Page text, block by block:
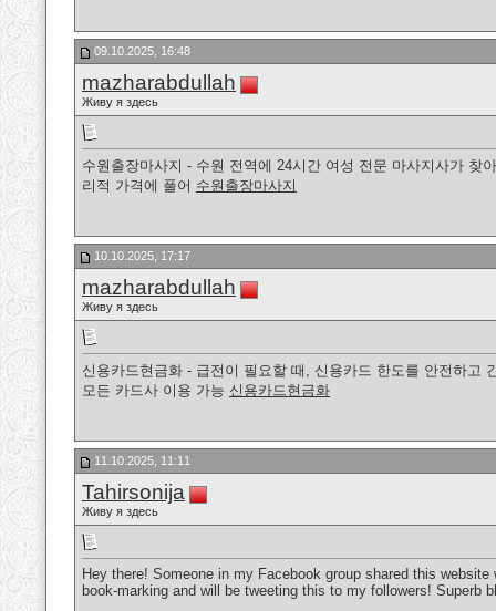
09.10.2025, 16:48
mazharabdullah
Живу я здесь
수원출장마사지 - 수원 전역에 24시간 여성 전문 마사지사가
리적 가격에 풀어 수원출장마사지
10.10.2025, 17:17
mazharabdullah
Живу я здесь
신용카드현금화 - 급전이 필요할 때, 신용카드 한도를 안전하고
모든 카드사 이용 가능 신용카드현금화
11.10.2025, 11:11
Tahirsonija
Живу я здесь
Hey there! Someone in my Facebook group shared this
book-marking and will be tweeting this to my followers! Superb